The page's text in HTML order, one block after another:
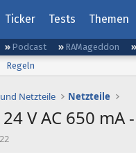
Ticker Tests Themen
Podcast RAMageddon
Regeln
Netzteile Netzteile
V AC 650